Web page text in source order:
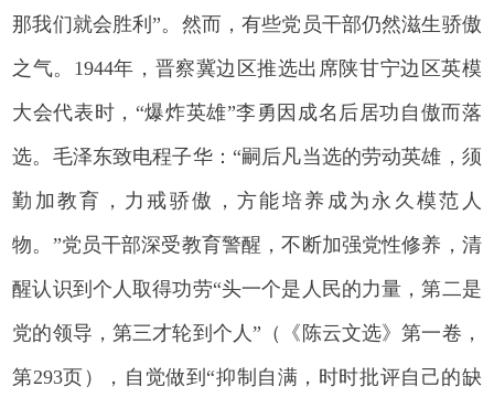
那我们就会胜利”。然而，有些党员干部仍然滋生骄傲
之气。1944年，晋察冀边区推选出席陕甘宁边区英模
大会代表时，“爆炸英雄”李勇因成名后居功自傲而落
选。毛泽东致电程子华：“嗣后凡当选的劳动英雄，须
勤加教育，力戒骄傲，方能培养成为永久模范人
物。”党员干部深受教育警醒，不断加强党性修养，清
醒认识到个人取得功劳“头一个是人民的力量，第二是
党的领导，第三才轮到个人”（《陈云文选》第一卷，
第293页），自觉做到“抑制自满，时时批评自己的缺